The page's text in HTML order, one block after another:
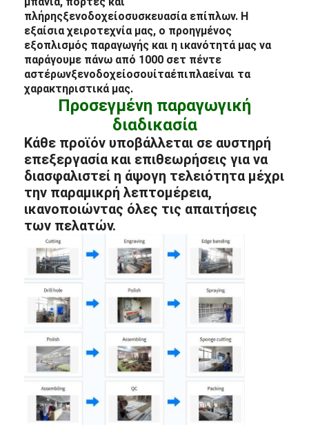
πλήρηςξενοδοχείοσυσκευασία επίπλων. Η
εξαίσια χειροτεχνία μας, ο προηγμένος
εξοπλισμός παραγωγής και η ικανότητά μας να
παράγουμε πάνω από 1000 σετ πέντε
αστέρωνξενοδοχείοσουίταέπιπλαείναι τα
χαρακτηριστικά μας.
Προσεγμένη παραγωγική
διαδικασία
Κάθε προϊόν υποβάλλεται σε αυστηρή
επεξεργασία και επιθεωρήσεις για να
διασφαλιστεί η άψογη τελειότητα μέχρι
την παραμικρή λεπτομέρεια,
ικανοποιώντας όλες τις απαιτήσεις
των πελατών.